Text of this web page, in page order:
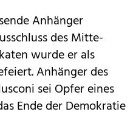
Anhänger
des Mitte-
wurde er als
Anhänger des
sei Opfer eines
Ende der Demokratie